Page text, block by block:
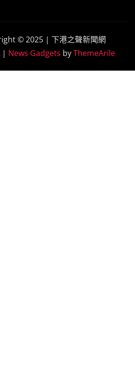
© 2025 | 下港之聲新聞網
| News Gadgets byThemeArile